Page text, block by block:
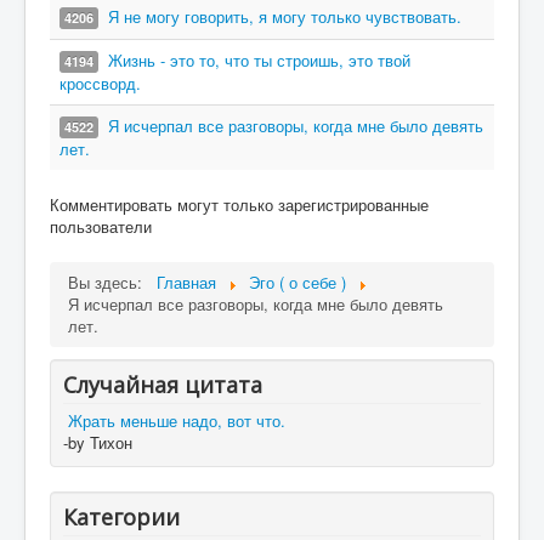
4206 Я не могу говорить, я могу только чувствовать.
4194
Жизнь - это то, что ты строишь, это твой
кроссворд.
4522
Я исчерпал все разговоры, когда мне было девять
лет.
Комментировать могут только зарегистрированные
пользователи
Вы здесь: Главная
Эго ( о себе )
Я исчерпал все разговоры, когда мне было девять
лет.
Случайная цитата
Жрать меньше надо, вот что.
-by Тихон
Категории